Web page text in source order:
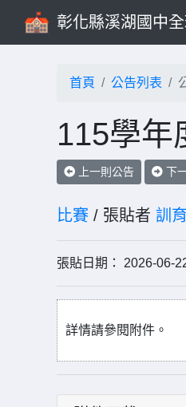
彰化縣溪湖國中
首頁 公告列表
115學年
上一則公告 下
比賽 / 張貼者 訓
張貼日期： 2026-06-
詳情請參閱附件。